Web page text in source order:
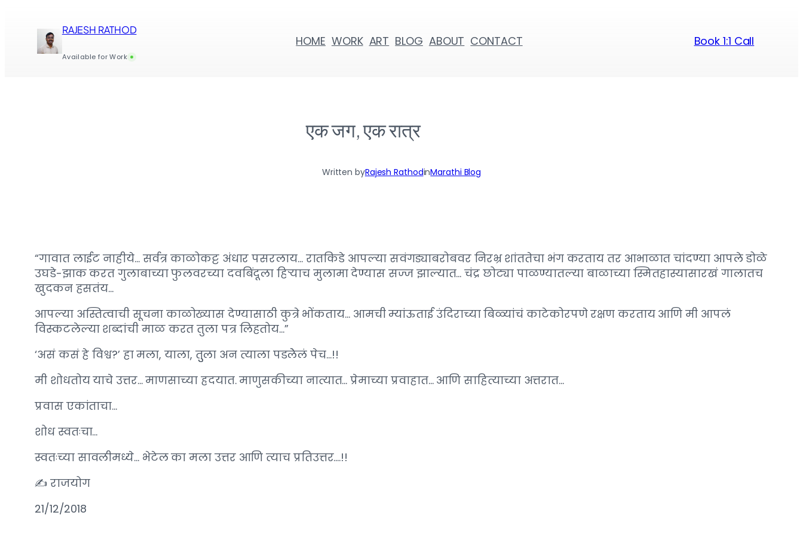
content
RAJESH RATHOD
Available for Work
HOME WORK ART BLOG ABOUT CONTACT Book 1:1 Call
एक जग, एक रात्र
Written byRajesh RathodinMarathi Blog
“गावात लाईट नाहीये… सर्वत्र काळोकट्ट अंधार पसरलाय… रातकिडे आपल्या सवंगड्याबरोबवर निरभ्र शांततेचा भंग करताय तर आभाळात चांदण्या आपले डोळे
उघडे-झाक करत गुलाबाच्या फुलवरच्या दवबिंदूला हिऱ्याच मुलामा देण्यास सज्ज झाल्यात… चंद्र छोट्या पाळण्यातल्या बाळाच्या स्मितहास्यासारखं गालातच
खुदकन हसतंय…
आपल्या अस्तित्वाची सूचना काळोख्यास देण्यासाठी कुत्रे भोंकताय… आमची म्यांऊताई उंदिराच्या बिळ्यांचं काटेकोरपणे रक्षण करताय आणि मी आपलं
विस्कटलेल्या शब्दांची माळ करत तुला पत्र लिहतोय…”
‘असं कसं हे विश्व?’ हा मला, याला, तुुला अन त्याला पडलेेलं पेच…!!
मी शोधतोय याचे उत्तर… माणसाच्या ह्रदयात. माणुसकीच्या नात्यात… प्रेमाच्या प्रवाहात… आणि साहित्याच्या अत्तरात…
प्रवास एकांताचा…
शोध स्वतःचा…
स्वतःच्या सावलीमध्ये… भेटेल का मला उत्तर आणि त्याच प्रतिउत्तर….!!
✍ राजयोग
21/12/2018